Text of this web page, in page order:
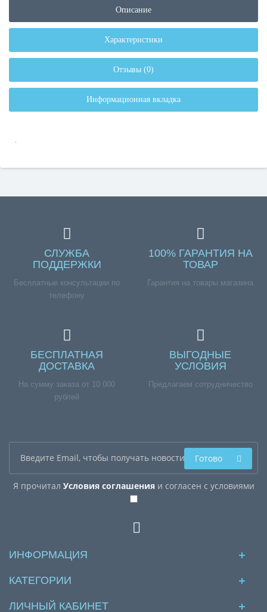
Описание
Характеристики
Отзывы (0)
Информационная вкладка
.
СЛУЖБА
ПОДДЕРЖКИ
Бесплатные консультации по
телефону
100% ГАРАНТИЯ НА
ТОВАР
Гарантия на товары магазина
БЕСПЛАТНАЯ
ДОСТАВКА
На сумму заказа от 10 000
рублей
ВЫГОДНЫЕ
УСЛОВИЯ
Предлагаем сотрудничество
Я прочитал Условия соглашенияи согласен с условиями
Готово
ИНФОРМАЦИЯ
КАТЕГОРИИ
ЛИЧНЫЙ КАБИНЕТ